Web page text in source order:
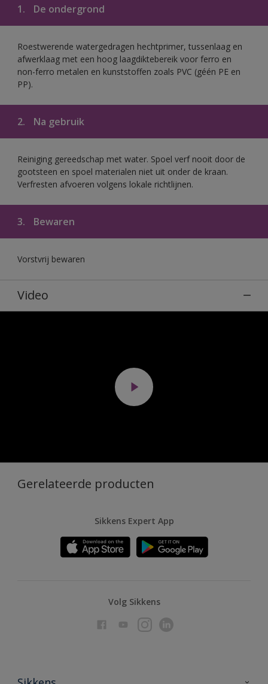
1. De ondergrond
Roestwerende watergedragen hechtprimer, tussenlaag en
afwerklaag met een hoog laagdiktebereik voor ferro en
non-ferro metalen en kunststoffen zoals PVC (géén PE en
PP).
2. Na gebruik
Reiniging gereedschap met water. Spoel verf nooit door de
gootsteen en spoel materialen niet uit onder de kraan.
Verfresten afvoeren volgens lokale richtlijnen.
3. Bewaren
Vorstvrij bewaren
Video
Gerelateerde producten
Sikkens Expert App
Volg Sikkens